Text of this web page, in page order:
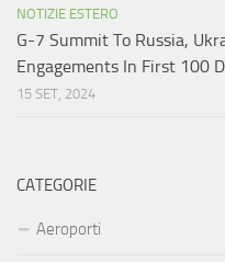
NOTIZIE ESTERO
G-7 Summit To Russia,
Engagements In First 100
15 SET, 2024
CATEGORIE
Aeroporti